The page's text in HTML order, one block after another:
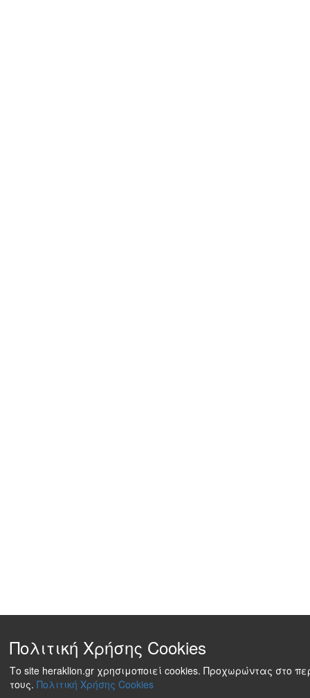
Πολιτική Χρήσης Cookies
Το site heraklion.gr χρησιμοποιεί cookies. Προχωρώντας στο
τους. Πολιτική Χρήσης Cookies